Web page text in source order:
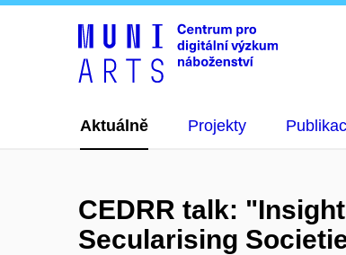
Aktuálně Projekty
CEDRR talk:
Secularising